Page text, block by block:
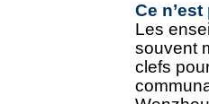
Ce
Les
souvent
clefs